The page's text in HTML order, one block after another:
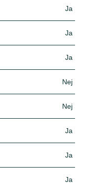
Ja
Ja
Ja
Nej
Nej
Ja
Ja
Ja